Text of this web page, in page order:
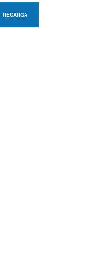
RECARGA